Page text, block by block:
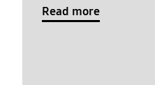
Read more